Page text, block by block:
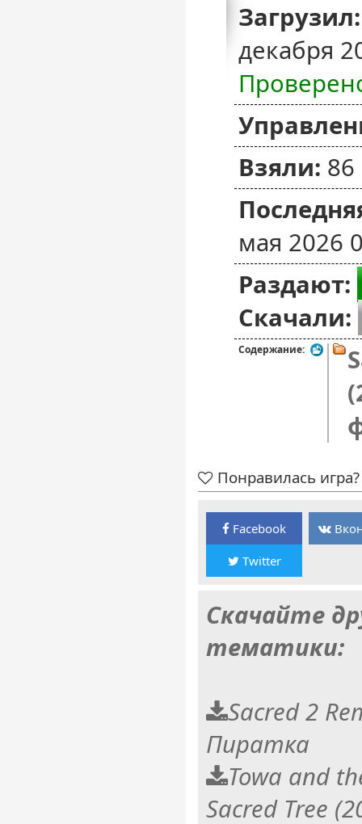
Загрузил:
декабря
Взяли:
мая 2026
Раздают:
Скачали:
Содержание:
Понравилась
Facebook
Twitter
Скачайте
тематики:
Sacred 2
Пиратка
Towa and
Sacred Tree